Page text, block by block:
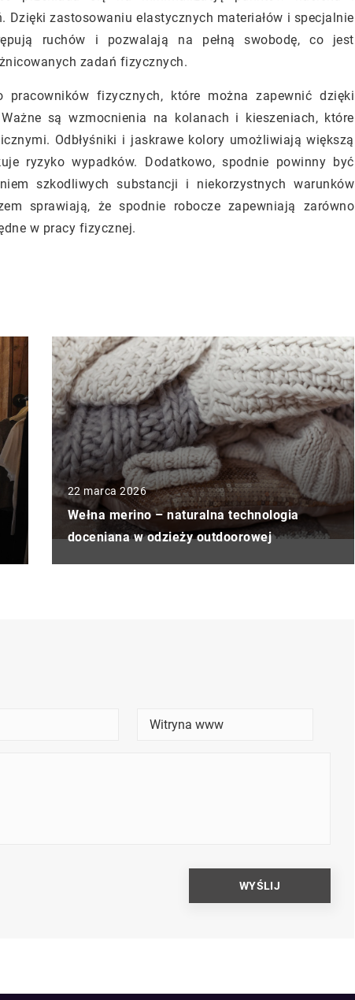
Dzięki zastosowaniu elastycznych materiałów i specjalnie
ruchów i pozwalają na pełną swobodę, co jest
zadań fizycznych.
pracowników fizycznych, które można zapewnić dzięki
są wzmocnienia na kolanach i kieszeniach, które
Odbłyśniki i jaskrawe kolory umożliwiają większą
ryzyko wypadków. Dodatkowo, spodnie powinny być
szkodliwych substancji i niekorzystnych warunków
sprawiają, że spodnie robocze zapewniają zarówno
w pracy fizycznej.
22 marca 2026
Wełna merino – naturalna technologia
doceniana w odzieży outdoorowej